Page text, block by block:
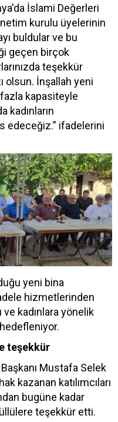
İslami Değerleri
kurulu üyelerinin
buldular ve bu
geçen birçok
teşekkür
olsun. İnşallah yeni
fazla kapasiteyle
kadınların
edeceğiz.” ifadelerini
yeni bina
hizmetlerinden
kadınlara yönelik
teşekkür
Mustafa Selek
kazanan katılımcıları
bugüne kadar
teşekkür etti.